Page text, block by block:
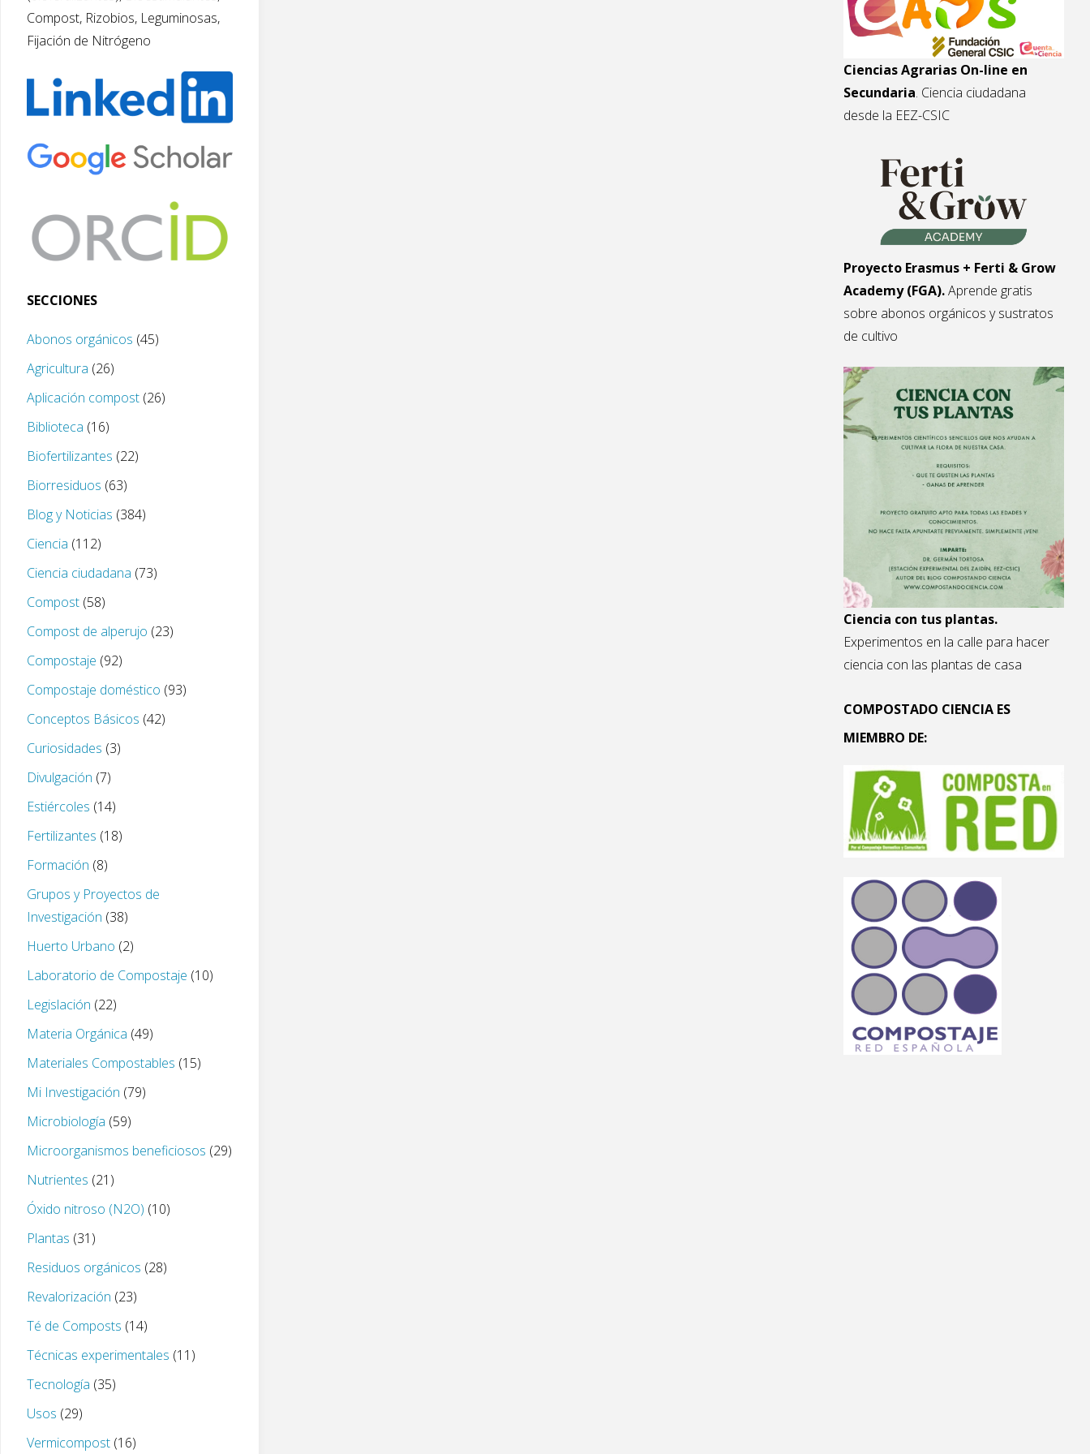
Compost, Rizobios, Leguminosas,
Fijación de Nitrógeno
SECCIONES
Abonos orgánicos (45)
Agricultura (26)
Aplicación compost (26)
Biblioteca (16)
Biofertilizantes (22)
Biorresiduos (63)
Blog y Noticias (384)
Ciencia (112)
Ciencia ciudadana (73)
Compost (58)
Compost de alperujo (23)
Compostaje (92)
Compostaje doméstico (93)
Conceptos Básicos (42)
Curiosidades (3)
Divulgación (7)
Estiércoles (14)
Fertilizantes (18)
Formación (8)
Grupos y Proyectos de
Investigación (38)
Huerto Urbano (2)
Laboratorio de Compostaje (10)
Legislación (22)
Materia Orgánica (49)
Materiales Compostables (15)
Mi Investigación (79)
Microbiología (59)
Microorganismos beneficiosos (29)
Nutrientes (21)
Óxido nitroso (N2O) (10)
Plantas (31)
Residuos orgánicos (28)
Revalorización (23)
Té de Composts (14)
Técnicas experimentales (11)
Tecnología (35)
Usos (29)
Vermicompost (16)
Ciencias Agrarias On-line en
Secundaria. Ciencia ciudadana
desde la EEZ-CSIC
Proyecto Erasmus + Ferti & Grow
Academy (FGA).Aprende gratis
sobre abonos orgánicos y sustratos
de cultivo
Ciencia con tus plantas.
Experimentos en la calle para hacer
ciencia con las plantas de casa
COMPOSTADO CIENCIA ES
MIEMBRO DE: